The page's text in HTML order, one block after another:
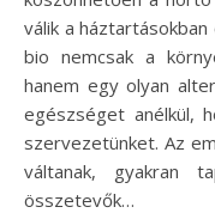
válik a
bio nemcsak a
hanem egy olyan
egészséget anélkül,
szervezetünket. Az
váltanak, gyakran
összetevők…